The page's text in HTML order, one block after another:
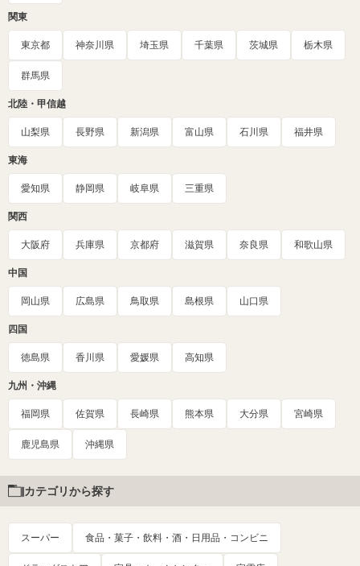
関東
東京都 神奈川県 埼玉県 千葉県 茨城県 栃木県
群馬県
北陸・甲信越
山梨県 長野県 新潟県 富山県 石川県 福井県
東海
愛知県 静岡県 岐阜県 三重県
関西
大阪府 兵庫県 京都府 滋賀県 奈良県 和歌山県
中国
岡山県 広島県 鳥取県 島根県 山口県
四国
徳島県 香川県 愛媛県 高知県
九州・沖縄
福岡県 佐賀県 長崎県 熊本県 大分県 宮崎県
鹿児島県 沖縄県
カテゴリから探す
スーパー 食品・菓子・飲料・酒・日用品・コンビニ